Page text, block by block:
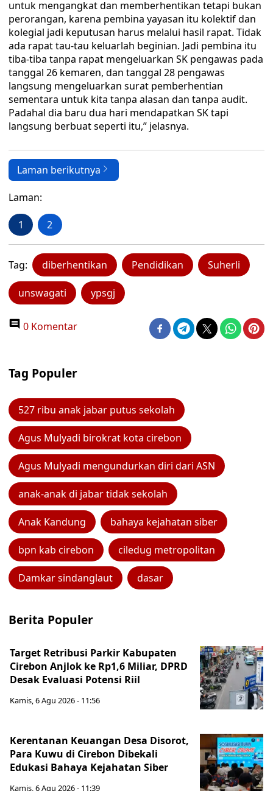
untuk mengangkat dan memberhentikan tetapi bukan
perorangan, karena pembina yayasan itu kolektif dan
kolegial jadi keputusan harus melalui hasil rapat. Tidak
ada rapat tau-tau keluarlah beginian. Jadi pembina itu
tiba-tiba tanpa rapat mengeluarkan SK pengawas pada
tanggal 26 kemaren, dan tanggal 28 pengawas
langsung mengeluarkan surat pemberhentian
sementara untuk kita tanpa alasan dan tanpa audit.
Padahal dia baru dua hari mendapatkan SK tapi
langsung berbuat seperti itu,” jelasnya.
Laman berikutnya
Laman:
1 2
Tag: diberhentikan Pendidikan Suherli
unswagati ypsgj
0 Komentar
Tag Populer
527 ribu anak jabar putus sekolah
Agus Mulyadi birokrat kota cirebon
Agus Mulyadi mengundurkan diri dari ASN
anak-anak di jabar tidak sekolah
Anak Kandung bahaya kejahatan siber
bpn kab cirebon ciledug metropolitan
Damkar sindanglaut dasar
Berita Populer
Target Retribusi Parkir Kabupaten
Cirebon Anjlok ke Rp1,6 Miliar, DPRD
Desak Evaluasi Potensi Riil
Kamis, 6 Agu 2026 - 11:56
Kerentanan Keuangan Desa Disorot,
Para Kuwu di Cirebon Dibekali
Edukasi Bahaya Kejahatan Siber
Kamis, 6 Agu 2026 - 11:39